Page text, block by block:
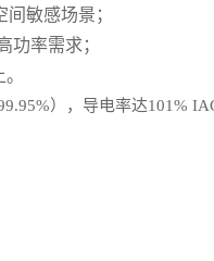
敏感场景；
功率需求；
），导电率达101%